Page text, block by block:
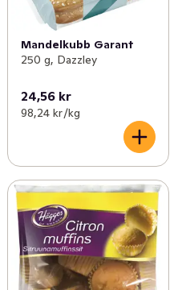
Mandelkubb Garant
250 g, Dazzley
24,56 kr
98,24 kr /kg